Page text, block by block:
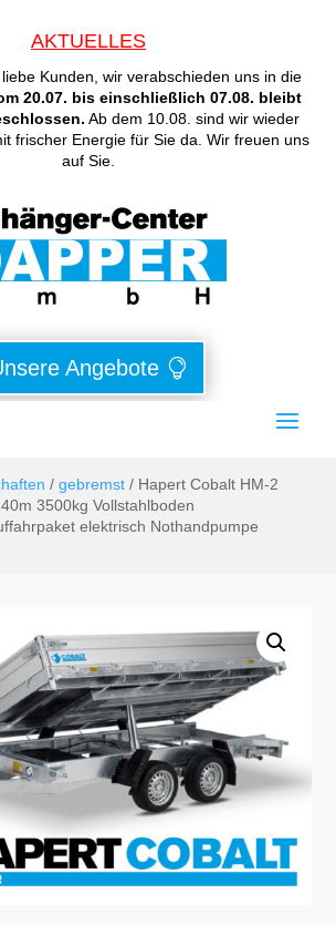
AKTUELLES
Kunden, wir verabschieden uns in die
20.07. bis einschließlich 07.08. bleibt
Ab dem 10.08. sind wir wieder
frischer Energie für Sie da. Wir freuen uns
auf Sie.
Angebote
/gebremst / Hapert Cobalt HM-2
3500kg Vollstahlboden
elektrisch Nothandpumpe